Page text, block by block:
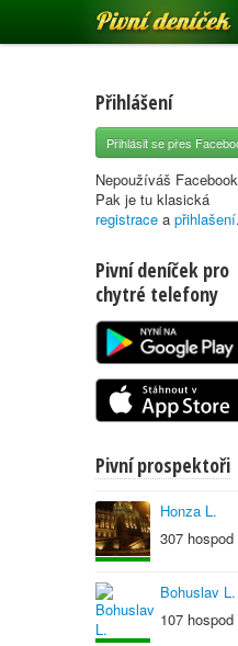
Pivní deníček
Přihlášení
Přihlásit se přes
Nepoužíváš
Pak je tu klasická
registrace a přihlašení.
Pivní deníček pro
chytré telefony
Pivní prospektoři
Honza L.
307 hospod
Bohuslav L.
107 hospod